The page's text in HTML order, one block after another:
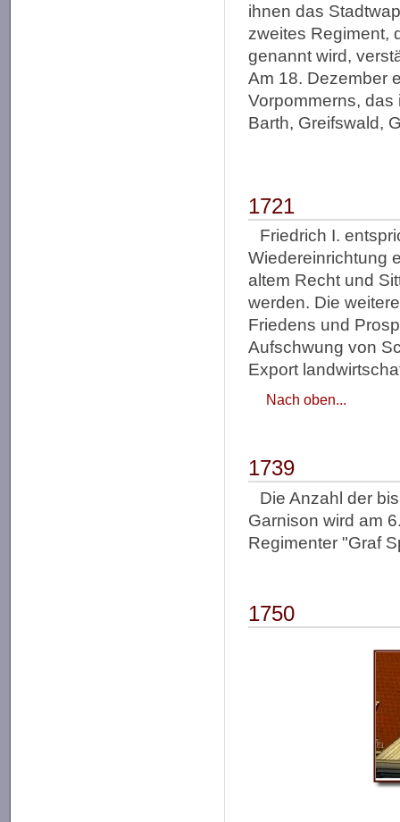
ihnen das
zweites Regiment,
genannt wird,
Am 18. Dezember
Vorpommerns, das
Barth, Greifswald,
1721
Friedrich I.
Wiedereinrichtung
altem Recht und
werden. Die
Friedens und
Aufschwung von
Export
Nach oben...
1739
Die Anzahl der
Garnison wird am
Regimenter "Graf
1750